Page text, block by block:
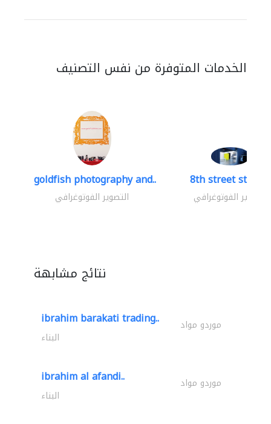
الخدمات المتوفرة من نفس التصنيف
goldfish photography and..
التصوير الفوتوغرافي
8th street studios
التصوير الفوتوغرافي
نتائج مشابهة
ibrahim barakati trading.. موردو مواد
البناء
ibrahim al afandi.. موردو مواد
البناء